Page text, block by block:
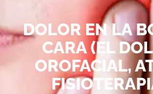
DOLOR EN LA
CARA (EL
OROFACIAL,